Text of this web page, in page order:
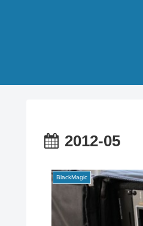
2012-05
BlackMagic